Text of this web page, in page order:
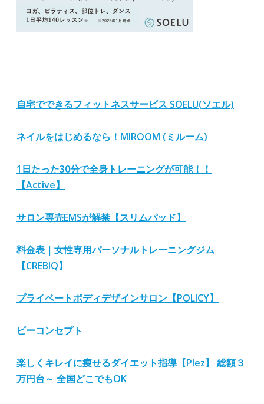
自宅でできるフィットネスサービス SOELU(ソエル)
ネイルをはじめるなら！MIROOM (ミルーム)
1日たった30分で全身トレーニングが可能！！
【Active】
サロン専売EMSが解禁【スリムパッド】
料金表｜女性専用パーソナルトレーニングジム
【CREBIQ】
プライベートボディデザインサロン【POLICY】
ビーコンセプト
楽しくキレイに痩せるダイエット指導【Plez】 総額３
万円台～ 全国どこでもOK